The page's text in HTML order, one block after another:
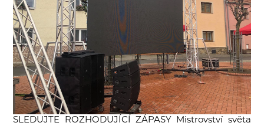
SLEDUJTE ROZHODUJÍCÍ ZÁPASY Mistrovství světa